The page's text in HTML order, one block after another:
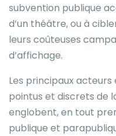
subvention publique
d’un théâtre, ou à
leurs coûteuses
d’affichage.
Les principaux
pointus et discrets de
englobent, en tout
publique et